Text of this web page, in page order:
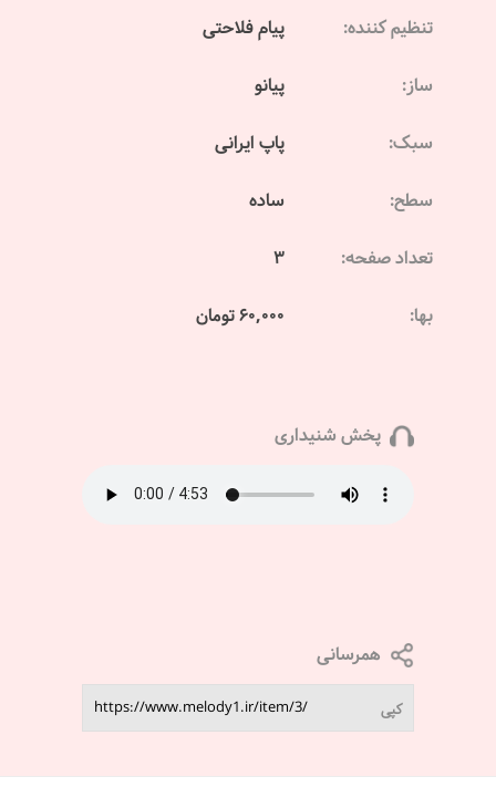
تنظیم کننده: پیام فلاحتی
ساز: پیانو
سبک: پاپ ایرانی
سطح: ساده
تعداد صفحه: 3
بها: 60,000 تومان
پخش شنیداری
همرسانی
کپی